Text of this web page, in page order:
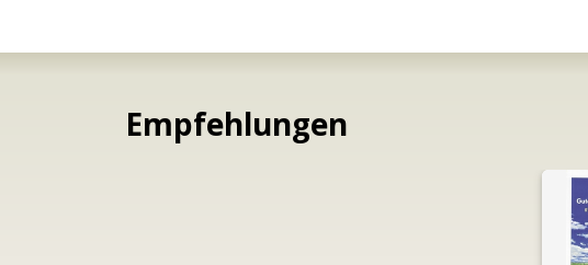
Empfehlungen